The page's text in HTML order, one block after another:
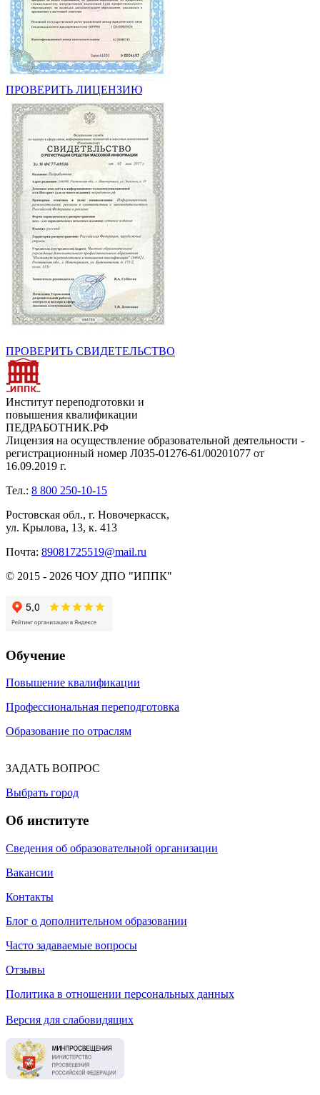
ПРОВЕРИТЬ ЛИЦЕНЗИЮ
ПРОВЕРИТЬ СВИДЕТЕЛЬСТВО
Институт переподготовки и
повышения квалификации
ПЕДРАБОТНИК.РФ
Лицензия на осуществление образовательной деятельности -
регистрационный номер Л035-01276-61/00201077 от
16.09.2019 г.
Тел.: 8 800 250-10-15
Ростовская обл., г. Новочеркасск,
ул. Крылова, 13, к. 413
Почта: 89081725519@mail.ru
© 2015 - 2026 ЧОУ ДПО "ИППК"
Обучение
Повышение квалификации
Профессиональная переподготовка
Образование по отраслям
ЗАДАТЬ ВОПРОС
Выбрать город
Об институте
Сведения об образовательной организации
Вакансии
Контакты
Блог о дополнительном образовании
Часто задаваемые вопросы
Отзывы
Политика в отношении персональных данных
Версия для слабовидящих